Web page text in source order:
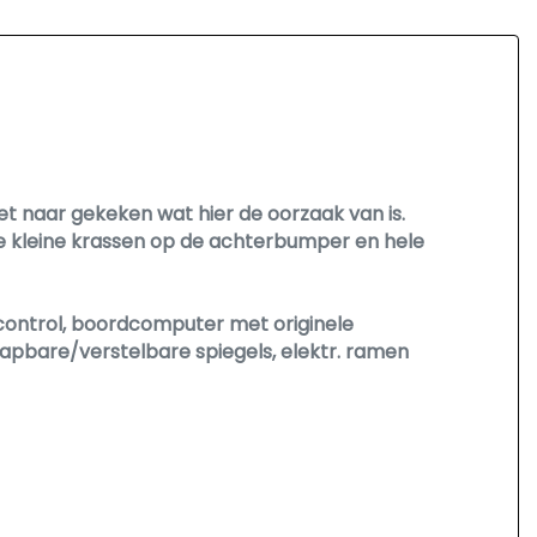
naar gekeken wat hier de oorzaak van is.
kleine krassen op de achterbumper en hele
control, boordcomputer met originele
verstelbare spiegels, elektr. ramen